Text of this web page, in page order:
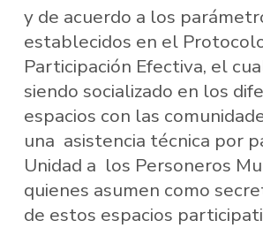
y de acuerdo a los
establecidos en el
Participación Efectiva, el
siendo socializado en los
espacios con las
una asistencia técnica por
Unidad a los Personeros
quienes asumen como
de estos espacios